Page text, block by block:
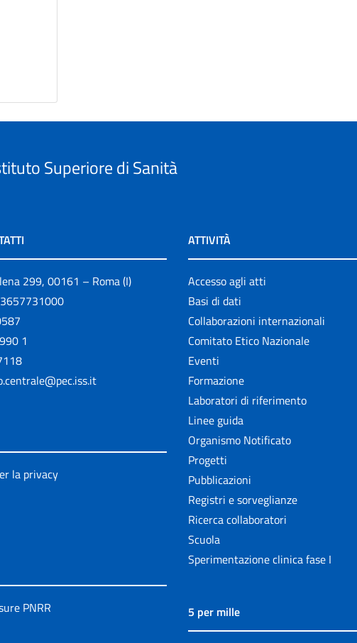
Superiore di Sanità
299, 00161 – Roma (I)
1
la privacy
PNRR
ATTIVITÀ
Accesso agli atti
Basi di dati
Collaborazioni internazionali
Comitato Etico Nazionale
Eventi
Formazione
Laboratori di riferimento
Linee guida
Organismo Notificato
Progetti
Pubblicazioni
Registri e sorveglianze
Ricerca collaboratori
Scuola
Sperimentazione clinica fase I
5 per mille